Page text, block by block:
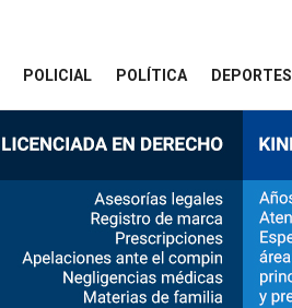
POLICIAL POLÍTICA DEPORTES